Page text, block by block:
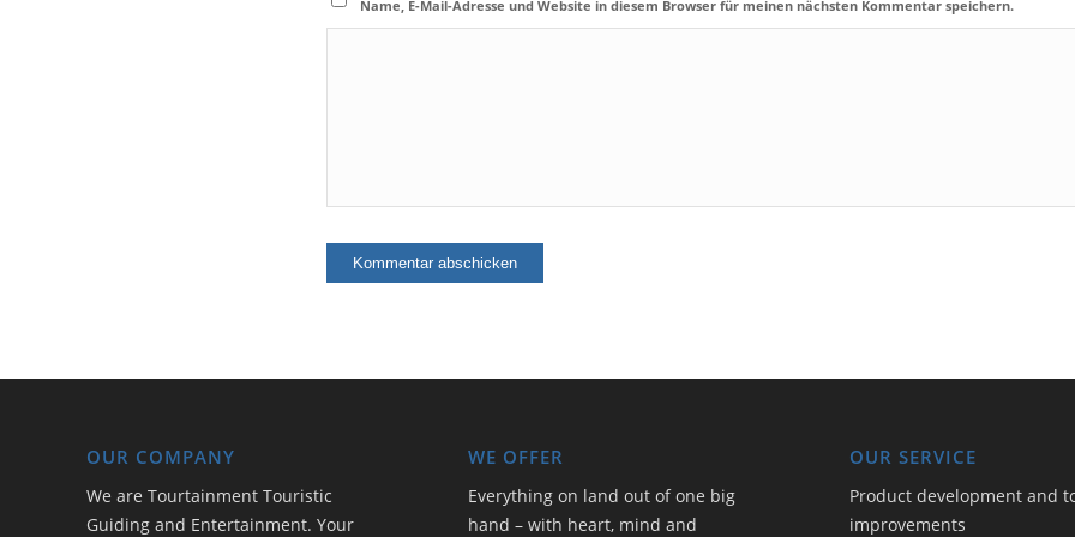
Name, E-Mail-Adresse und Website in diesem Browser für meinen nächsten Kommentar speichern.
OUR COMPANY
We are Tourtainment Touristic
Guiding and Entertainment. Your
WE OFFER
Everything on land out of one big
hand – with heart, mind and
OUR SERVICE
Product development and
improvements